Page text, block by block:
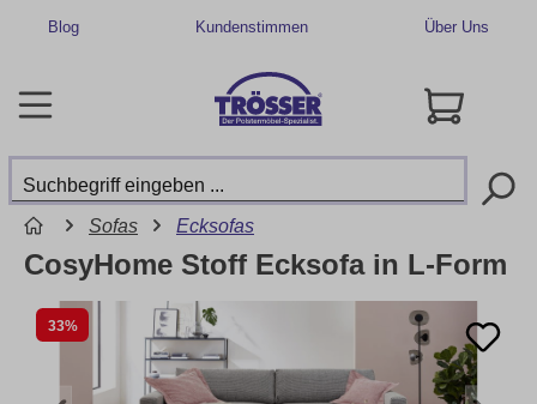
Blog Kundenstimmen Über Uns
Sofas Ecksofas
33%
CosyHome Stoff Ecksofa in L-Form